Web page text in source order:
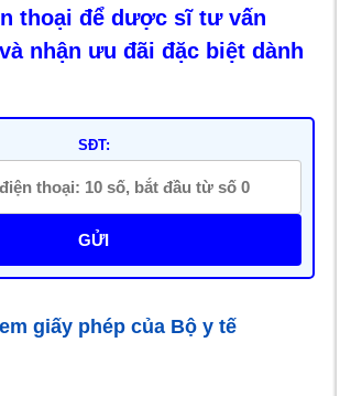
thoại để dược sĩ tư vấn
nhận ưu đãi đặc biệt dành
SĐT:
GỬI
giấy phép của Bộ y tế